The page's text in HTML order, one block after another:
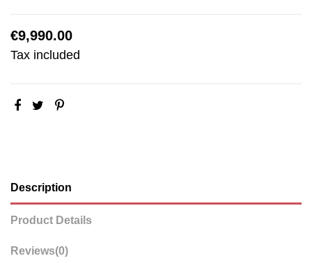
€9,990.00
Tax included
Description
Product Details
Reviews(0)